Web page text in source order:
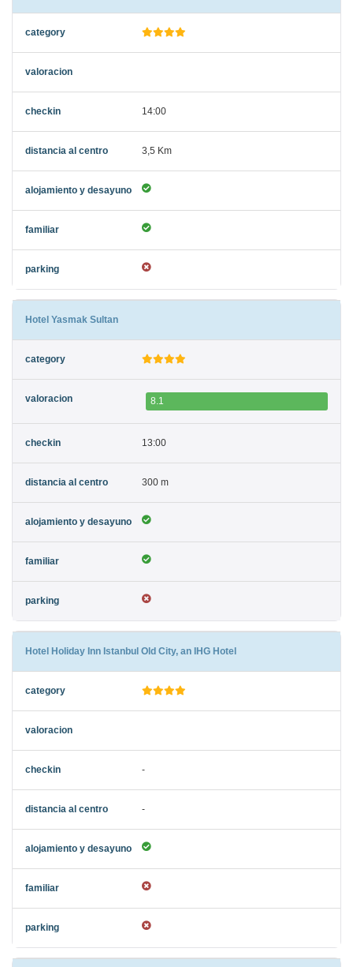
14:00
3,5 Km
Hotel Yasmak Sultan
8.1
13:00
300 m
Hotel Holiday Inn Istanbul Old City, an IHG Hotel
-
-